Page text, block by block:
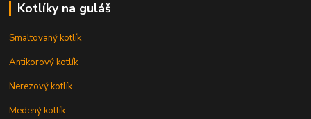
Kotlíky na guláš
Smaltovaný kotlík
Antikorový kotlík
Nerezový kotlík
Medený kotlík